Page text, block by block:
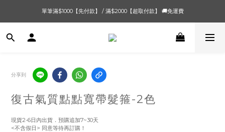
單筆滿$1000【先付款】 / 滿$2000【超取付款】 🚚免運費
單筆滿$1000【先付款】 / 滿$2000【超取付款】 🚚免運費
8/4 夏季最後新品💙20:00 IG直播價 【8/10收單】
分享到
復古氣質點點寬帶髮箍-2色
現貨2-6日內出貨．預購追加7~30天
<不含假日> 同意等待再訂購！